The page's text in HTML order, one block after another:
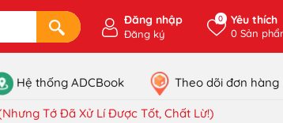
Đăng nhập
Đăng ký
0 Yêu thích
0Sản
Hệ thống ADCBook Theo dõi đơn hàng
Tớ Đã Xử Lí Được Tốt, Chất Lừ!)